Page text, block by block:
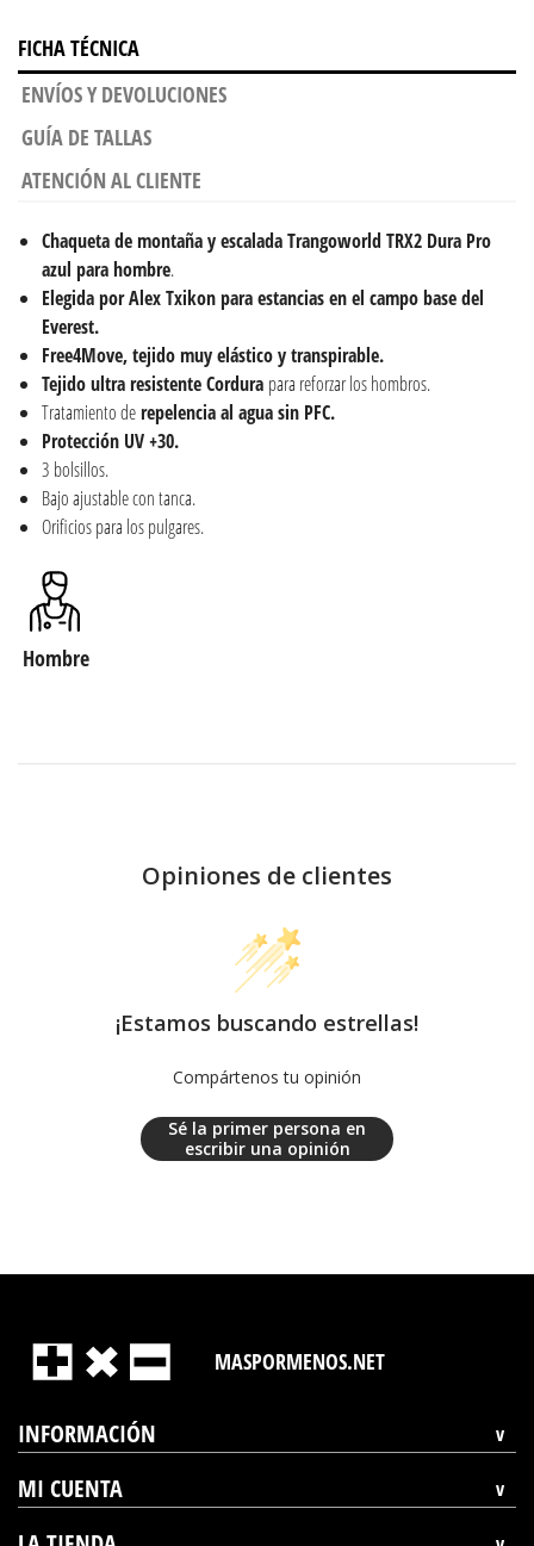
FICHA TÉCNICA
ENVÍOS Y DEVOLUCIONES
GUÍA DE TALLAS
ATENCIÓN AL CLIENTE
Chaqueta de montaña y escaladaTrangoworld TRX2 Dura Pro
azul para hombre.
Elegida por Alex Txikon para estancias en el campo base del
Everest.
Free4Move, tejido muy elástico y transpirable.
Tejido ultra resistente Cordura para reforzar los hombros.
Tratamiento derepelencia al agua sin PFC.
Protección UV +30.
3 bolsillos.
Bajo ajustable con tanca.
Orificios para los pulgares.
Hombre
Opiniones de clientes
¡Estamos buscando estrellas!
Compártenos tu opinión
Sé la primer persona en
escribir una opinión
MASPORMENOS.NET
INFORMACIÓN
MI CUENTA